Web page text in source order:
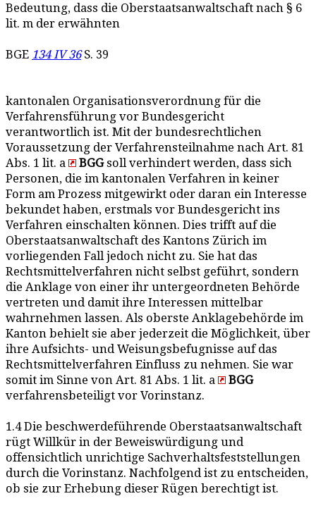
Bedeutung, dass die Oberstaatsanwaltschaft nach § 6
lit. m der erwähnten
BGE 134 IV 36S. 39
kantonalen Organisationsverordnung für die
Verfahrensführung vor Bundesgericht
verantwortlich ist. Mit der bundesrechtlichen
Voraussetzung der Verfahrensteilnahme nach Art. 81
Abs. 1 lit. a
BGGsoll verhindert werden, dass sich
Personen, die im kantonalen Verfahren in keiner
Form am Prozess mitgewirkt oder daran ein Interesse
bekundet haben, erstmals vor Bundesgericht ins
Verfahren einschalten können. Dies trifft auf die
Oberstaatsanwaltschaft des Kantons Zürich im
vorliegenden Fall jedoch nicht zu. Sie hat das
Rechtsmittelverfahren nicht selbst geführt, sondern
die Anklage von einer ihr untergeordneten Behörde
vertreten und damit ihre Interessen mittelbar
wahrnehmen lassen. Als oberste Anklagebehörde im
Kanton behielt sie aber jederzeit die Möglichkeit, über
ihre Aufsichts- und Weisungsbefugnisse auf das
Rechtsmittelverfahren Einfluss zu nehmen. Sie war
somit im Sinne von Art. 81 Abs. 1 lit. a
BGG
verfahrensbeteiligt vor Vorinstanz.
1.4 Die beschwerdeführende Oberstaatsanwaltschaft
rügt Willkür in der Beweiswürdigung und
offensichtlich unrichtige Sachverhaltsfeststellungen
durch die Vorinstanz. Nachfolgend ist zu entscheiden,
ob sie zur Erhebung dieser Rügen berechtigt ist.